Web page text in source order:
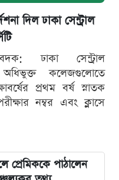
দিল ঢাকা সেন্ট্রাল
ঢাকা সেন্ট্রাল
অধিভুক্ত কলেজগুলোতে
প্রথম বর্ষ স্নাতক
নম্বর এবং ক্লাসে
প্রেমিককে পাঠালেন